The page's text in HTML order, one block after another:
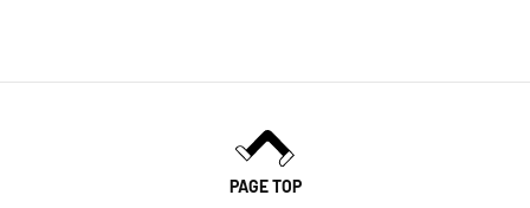
PAGE TOP